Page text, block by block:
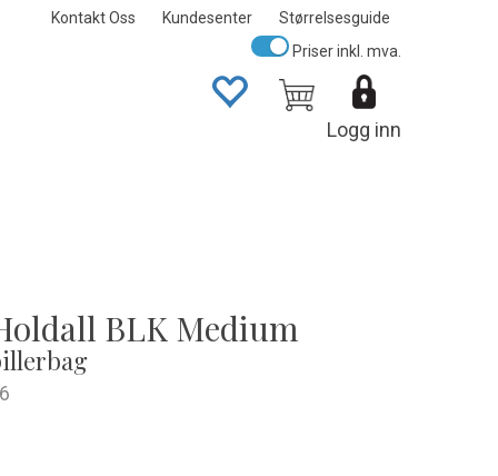
Kontakt Oss Kundesenter Størrelsesguide
Logg inn
Priser inkl. mva.
BLK Medium